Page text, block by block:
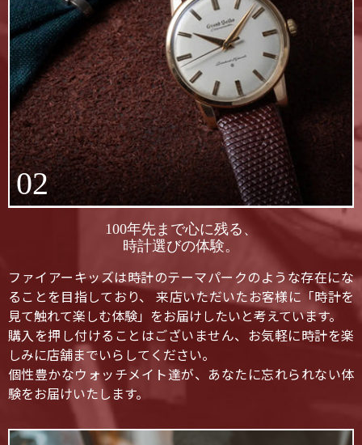
02
100年先まで心に残る、
時計選びの体験。
ファイアーキッズは時計のテーマパークのような存在にな
ることを目指しており、 来店いただいたお客様に「時計を
見て触れて楽しむ体験」をお届けしたいと考えています。
購入を押し付けることはございません、お気軽に時計を楽
しみに店舗までいらしてください。
個性豊かなウォッチメイト達が、あなたに忘れられない体
験をお届けいたします。